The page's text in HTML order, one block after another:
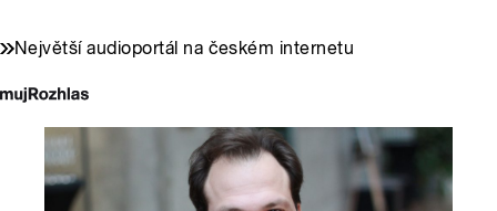
Největší audioportál na českém internetu